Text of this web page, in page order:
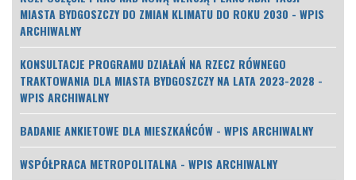
MIASTA BYDGOSZCZY DO ZMIAN KLIMATU DO ROKU 2030 - WPIS
ARCHIWALNY
KONSULTACJE PROGRAMU DZIAŁAŃ NA RZECZ RÓWNEGO
TRAKTOWANIA DLA MIASTA BYDGOSZCZY NA LATA 2023-2028 -
WPIS ARCHIWALNY
BADANIE ANKIETOWE DLA MIESZKAŃCÓW - WPIS ARCHIWALNY
WSPÓŁPRACA METROPOLITALNA - WPIS ARCHIWALNY